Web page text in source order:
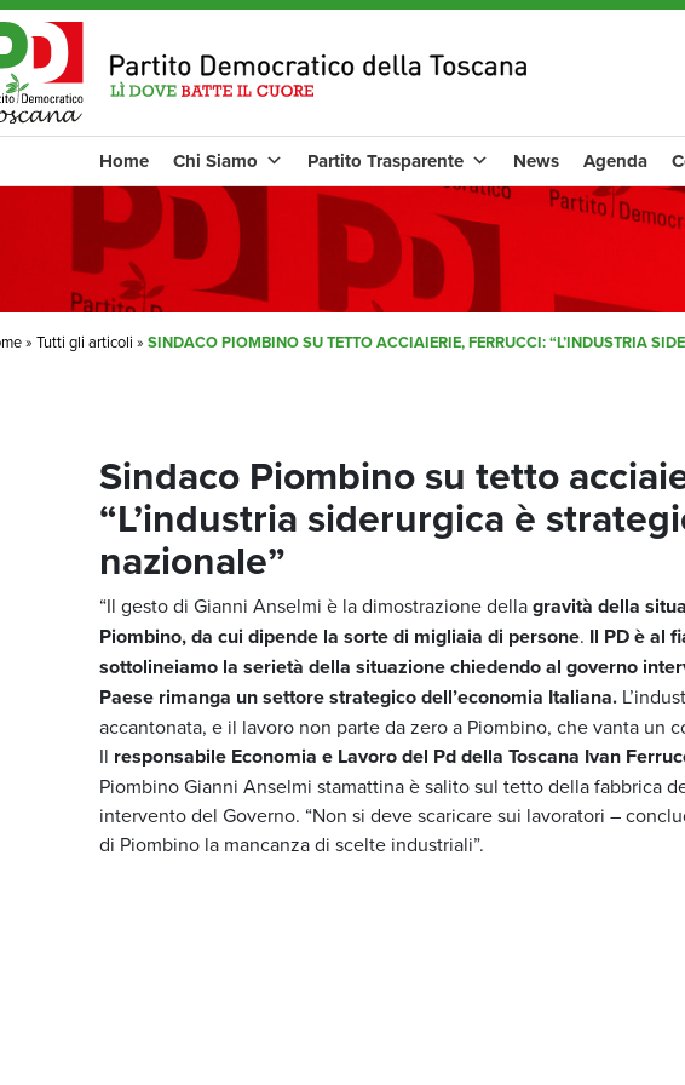
Home Chi Siamo Partito Trasparente News Agenda
» Tutti gli articoli » SINDACO PIOMBINO SU TETTO ACCIAIERIE, FERRUCCI: “L’INDUSTRIA
Sindaco Piombino su tetto
“L’industria siderurgica è
nazionale”
“Il gesto di Gianni Anselmi è la dimostrazione dellagravità della
Piombino, da cui dipende la sorte di migliaia di persone. Il PD è al
sottolineiamo la serietà della situazione chiedendo al governo
Paese rimanga un settore strategico dell’economia Italiana.
accantonata, e il lavoro non parte da zero a Piombino, che vanta un
Il responsabile Economia e Lavoro del Pd della Toscana Ivan
Piombino Gianni Anselmi stamattina è salito sul tetto della fabbrica
intervento del Governo. “Non si deve scaricare sui lavoratori –
di Piombino la mancanza di scelte industriali”.